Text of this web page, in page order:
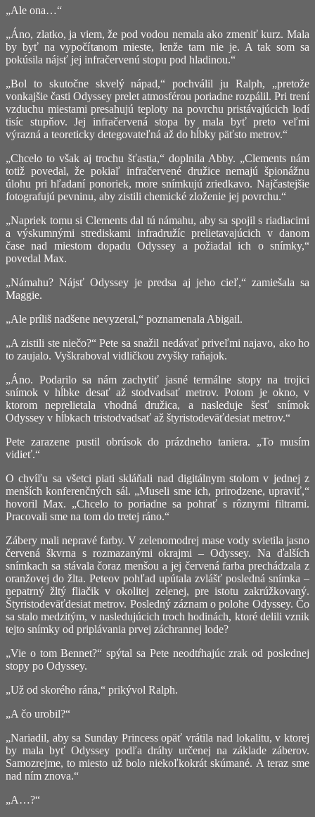
„Ale ona…“
„Áno, zlatko, ja viem, že pod vodou nemala ako zmeniť kurz. Mala
by byť na vypočítanom mieste, lenže tam nie je. A tak som sa
pokúsila nájsť jej infračervenú stopu pod hladinou.“
„Bol to skutočne skvelý nápad,“ pochválil ju Ralph, „pretože
vonkajšie časti Odyssey prelet atmosférou poriadne rozpálil. Pri trení
vzduchu miestami presahujú teploty na povrchu pristávajúcich lodí
tisíc stupňov. Jej infračervená stopa by mala byť preto veľmi
výrazná a teoreticky detegovateľná až do hĺbky päťsto metrov.“
„Chcelo to však aj trochu šťastia,“ doplnila Abby. „Clements nám
totiž povedal, že pokiaľ infračervené družice nemajú špionážnu
úlohu pri hľadaní ponoriek, more snímkujú zriedkavo. Najčastejšie
fotografujú pevninu, aby zistili chemické zloženie jej povrchu.“
„Napriek tomu si Clements dal tú námahu, aby sa spojil s riadiacimi
a výskumnými strediskami infradružíc prelietavajúcich v danom
čase nad miestom dopadu Odyssey a požiadal ich o snímky,“
povedal Max.
„Námahu? Nájsť Odyssey je predsa aj jeho cieľ,“ zamiešala sa
Maggie.
„Ale príliš nadšene nevyzeral,“ poznamenala Abigail.
„A zistili ste niečo?“ Pete sa snažil nedávať priveľmi najavo, ako ho
to zaujalo. Vyškraboval vidličkou zvyšky raňajok.
„Áno. Podarilo sa nám zachytiť jasné termálne stopy na trojici
snímok v hĺbke desať až stodvadsať metrov. Potom je okno, v
ktorom neprelietala vhodná družica, a nasleduje šesť snímok
Odyssey v hĺbkach tristodvadsať až štyristodeväťdesiat metrov.“
Pete zarazene pustil obrúsok do prázdneho taniera. „To musím
vidieť.“
O chvíľu sa všetci piati skláňali nad digitálnym stolom v jednej z
menších konferenčných sál. „Museli sme ich, prirodzene, upraviť,“
hovoril Max. „Chcelo to poriadne sa pohrať s rôznymi filtrami.
Pracovali sme na tom do tretej ráno.“
Zábery mali nepravé farby. V zelenomodrej mase vody svietila jasno
červená škvrna s rozmazanými okrajmi – Odyssey. Na ďalších
snímkach sa stávala čoraz menšou a jej červená farba prechádzala z
oranžovej do žlta. Peteov pohľad upútala zvlášť posledná snímka –
nepatrný žltý fliačik v okolitej zelenej, pre istotu zakrúžkovaný.
Štyristodeväťdesiat metrov. Posledný záznam o polohe Odyssey. Čo
sa stalo medzitým, v nasledujúcich troch hodinách, ktoré delili vznik
tejto snímky od priplávania prvej záchrannej lode?
„Vie o tom Bennet?“ spýtal sa Pete neodtŕhajúc zrak od poslednej
stopy po Odyssey.
„Už od skorého rána,“ prikývol Ralph.
„A čo urobil?“
„Nariadil, aby sa Sunday Princess opäť vrátila nad lokalitu, v ktorej
by mala byť Odyssey podľa dráhy určenej na základe záberov.
Samozrejme, to miesto už bolo niekoľkokrát skúmané. A teraz sme
nad ním znova.“
„A…?“